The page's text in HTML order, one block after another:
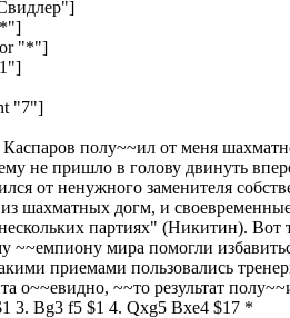
"*"]
"7"]
полу~~ил от меня
не пришло в голову двинуть
от ненужного заменителя
шахматных догм, и
партиях" (Никитин). Вот
~~емпиону мира помогли
приемами пользовались
о~~евидно, ~~то результат
3. Bg3 f5 $1 4. Qxg5 Bxe4 $17 *